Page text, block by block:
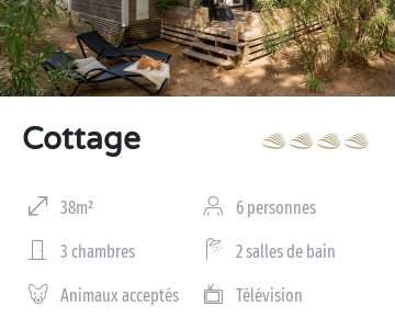
Cottage
38m² 6 personnes
3 chambres 2 salles de bain
Animaux acceptés Télévision